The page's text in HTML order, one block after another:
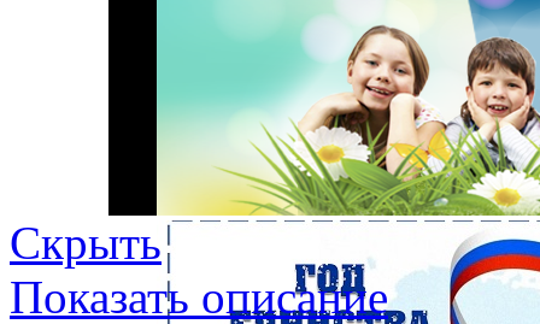
Скрыть
Показать описание